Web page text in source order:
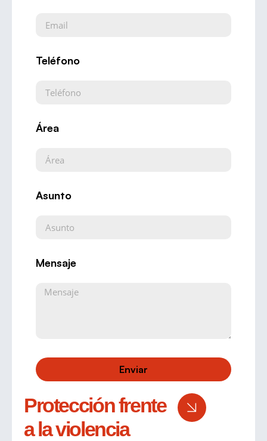
Teléfono
Área
Asunto
Mensaje
Enviar
Protección frente
a la violencia